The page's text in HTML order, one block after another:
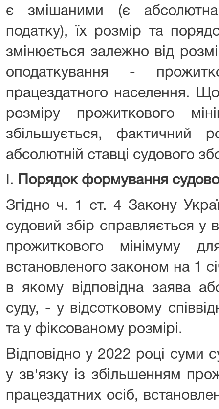
є змішаними (є
податку), їх розмір та
змінюється залежно від
оподаткування -
працездатного населення.
розміру прожиткового
збільшується, фактичний
абсолютній ставці судового
I. Порядок формування
Згідно ч. 1 ст. 4 Закону
судовий збір справляється у
прожиткового мінімуму
встановленого законом на 1
в якому відповідна заява
суду, - у відсотковому
та у фіксованому розмірі.
Відповідно у 2022 році суми
у зв'язку із збільшенням
працездатних осіб,